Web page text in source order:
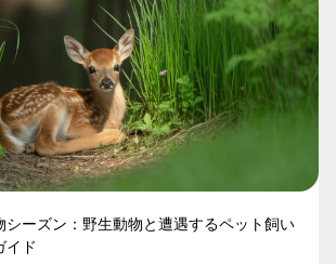
シーズン：野生動物と遭遇するペット飼い
イド